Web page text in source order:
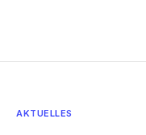
AKTUELLES